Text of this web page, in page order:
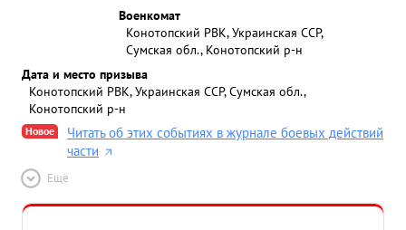
Военкомат
Конотопский РВК, Украинская ССР,
Сумская обл., Конотопский р-н
Дата и место призыва
Конотопский РВК, Украинская ССР, Сумская обл.,
Конотопский р-н
Новое
Читать об этих событиях в журнале боевых действий
части
Ещё